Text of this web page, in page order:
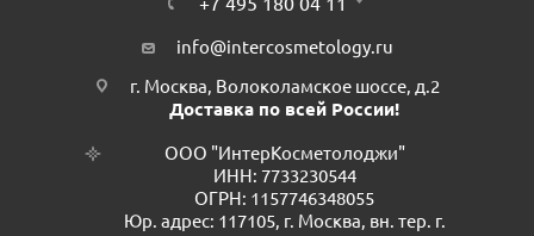
info@intercosmetology.ru
г. Москва, Волоколамское шоссе, д.2
Доставка по всей России!
ООО "ИнтерКосметолоджи"
ИНН: 7733230544
ОГРН: 1157746348055
Юр. адрес: 117105, г. Москва, вн. тер. г.